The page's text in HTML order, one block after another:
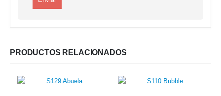
PRODUCTOS RELACIONADOS